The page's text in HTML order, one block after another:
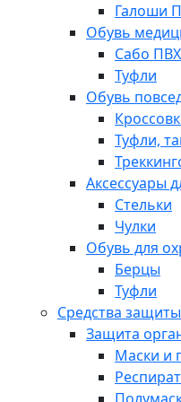
Галоши
Обувь
Сабо
Туфли
Обувь
Туфли,
Аксессуары
Стельки
Чулки
Обувь для
Берцы
Туфли
Средства защиты
Защита
Маски и